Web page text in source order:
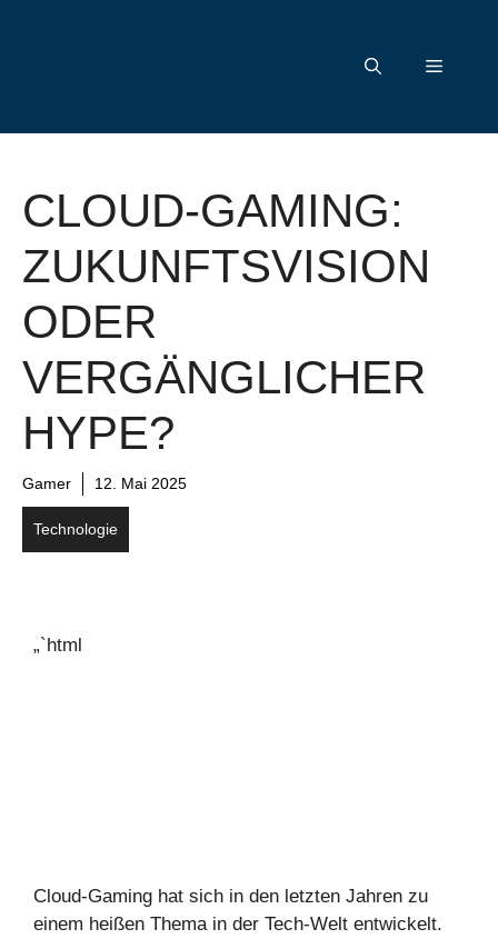
Menü
CLOUD-GAMING:
ZUKUNFTSVISION
ODER
VERGÄNGLICHER
HYPE?
Gamer 12. Mai 2025
Technologie
„`html
Cloud-Gaming hat sich in den letzten Jahren zu
einem heißen Thema in der Tech-Welt entwickelt.